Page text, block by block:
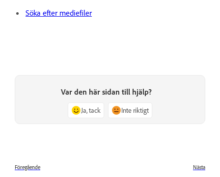
Söka efter mediefiler
Var den här sidan till hjälp?
Ja, tack Inte riktigt
Föregående Nästa